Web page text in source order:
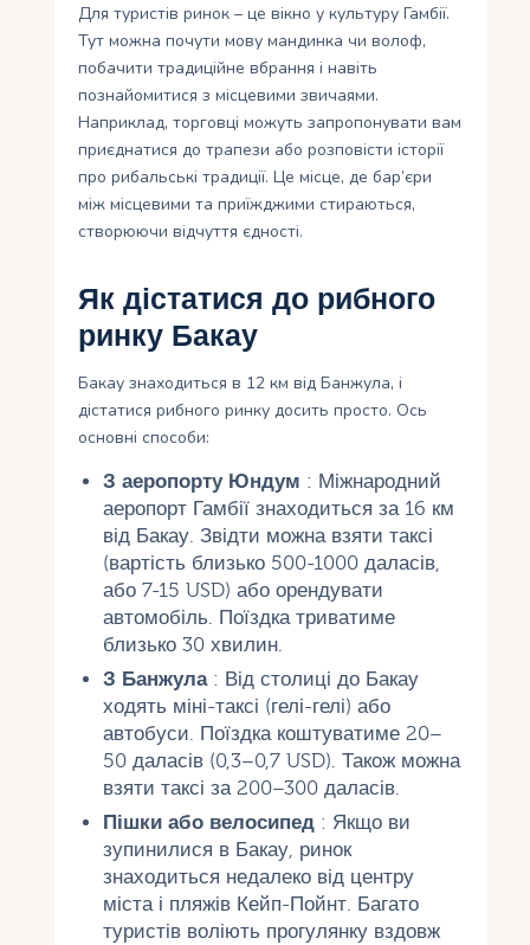
Для туристів ринок – це вікно у культуру Гамбії.
Тут можна почути мову мандинка чи волоф,
побачити традиційне вбрання і навіть
познайомитися з місцевими звичаями.
Наприклад, торговці можуть запропонувати вам
приєднатися до трапези або розповісти історії
про рибальські традиції. Це місце, де бар’єри
між місцевими та приїжджими стираються,
створюючи відчуття єдності.
Як дістатися до рибного
ринку Бакау
Бакау знаходиться в 12 км від Банжула, і
дістатися рибного ринку досить просто. Ось
основні способи:
З аеропорту Юндум : Міжнародний
аеропорт Гамбії знаходиться за 16 км
від Бакау. Звідти можна взяти таксі
(вартість близько 500-1000 даласів,
або 7-15 USD) або орендувати
автомобіль. Поїздка триватиме
близько 30 хвилин.
З Банжула: Від столиці до Бакау
ходять міні-таксі (гелі-гелі) або
автобуси. Поїздка коштуватиме 20–
50 даласів (0,3–0,7 USD). Також можна
взяти таксі за 200–300 даласів.
Пішки або велосипед: Якщо ви
зупинилися в Бакау, ринок
знаходиться недалеко від центру
міста і пляжів Кейп-Пойнт. Багато
туристів воліють прогулянку вздовж